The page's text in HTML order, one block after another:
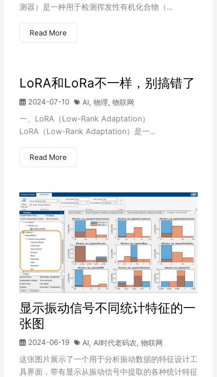
测器）是一种用于检测挥发性有机化合物（...
Read More
LoRA和LoRa不一样，别搞错了
2024-07-10 AI, 物理, 物联网
一、LoRA（Low-Rank Adaptation）
LoRA（Low-Rank Adaptation）是一...
Read More
显示振动信号不同统计特征的一
张图
2024-06-19 AI, AI时代老码农, 物联网
这张图片展示了一个用于分析振动数据的特征设计工
具界面，带有显示从振动信号中提取的各种统计特征